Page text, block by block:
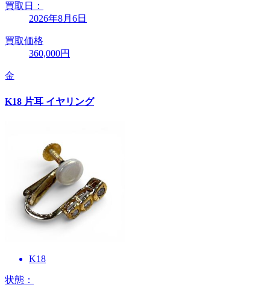
買取日：
2026年8月6日
買取価格
360,000円
金
K18 片耳 イヤリング
K18
状態：